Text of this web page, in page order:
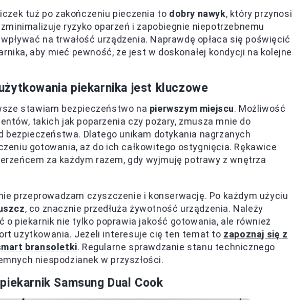
tuż po zakończeniu pieczenia to dobry nawyk, który przynosi
ryzyko oparzeń i zapobiegnie niepotrzebnemu
na trwałość urządzenia. Naprawdę opłaca się poświęcić
aby mieć pewność, że jest w doskonałej kondycji na kolejne
piekarnika jest kluczowe
stawiam bezpieczeństwo na pierwszym miejscu. Możliwość
takich jak poparzenia czy pożary, zmusza mnie do
Dlatego unikam dotykania nagrzanych
gotowania, aż do ich całkowitego ostygnięcia. Rękawice
za każdym razem, gdy wyjmuję potrawy z wnętrza
przeprowadzam czyszczenie i konserwację. Po każdym użyciu
, co znacznie przedłuża żywotność urządzenia. Należy
o piekarnik nie tylko poprawia jakość gotowania, ale również
użytkowania. Jeżeli interesuje cię ten temat to zapoznaj się z
bransoletki. Regularne sprawdzanie stanu technicznego
niespodzianek w przyszłości.
Samsung Dual Cook